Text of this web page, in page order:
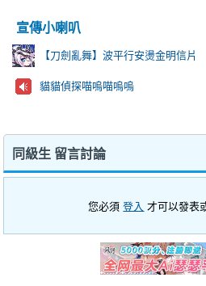
宣傳小喇叭
【刀劍亂舞】波平行安燙金明信片
貓貓偵探喵嗚喵嗚嗚
同級生 留言討論
您必須登入 才可以發表